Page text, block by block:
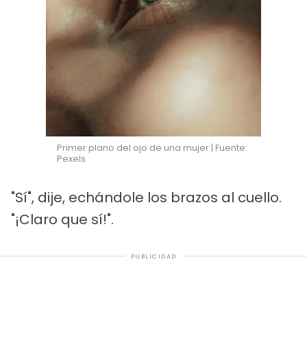
Primer plano del ojo de una mujer | Fuente:
Pexels
"Sí", dije, echándole los brazos al cuello.
"¡Claro que sí!".
PUBLICIDAD